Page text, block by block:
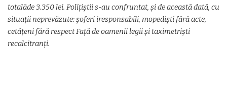
totalăde 3.350 lei. Polițiștii s-au confruntat, și de această dată, cu
situații neprevăzute: șoferi iresponsabili, mopediști fără acte,
cetățeni fără respect Față de oamenii legii și taximetriști
recalcitranți.